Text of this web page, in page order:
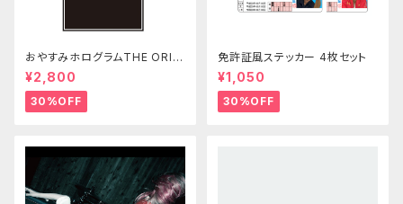
おやすみホログラムTHE ORIGI
N Tシャツ 黒
¥2,800
30%OFF
免許証風ステッカー 4枚セット
¥1,050
30%OFF